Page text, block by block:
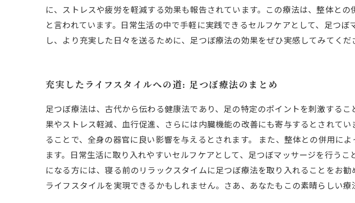
に、ストレスや疲労を軽減する効果も報告されています。この療法は、整体と
と言われています。日常生活の中で手軽に実践できるセルフケアとして、足つ
し、より充実した日々を送るために、足つぼ療法の効果をぜひ実感してみてくだ
充実したライフスタイルへの道: 足つぼ療法のまとめ
足つぼ療法は、古代から伝わる健康法であり、足の特定のポイントを刺激する
果やストレス軽減、血行促進、さらには内臓機能の改善にも寄与するとされて
ることで、全身の器官に良い影響を与えるとされます。 また、整体との併用に
ます。日常生活に取り入れやすいセルフケアとして、足つぼマッサージを行う
になる方には、寝る前のリラックスタイムに足つぼ療法を取り入れることをお
ライフスタイルを実現できるかもしれません。さあ、あなたもこの素晴らしい